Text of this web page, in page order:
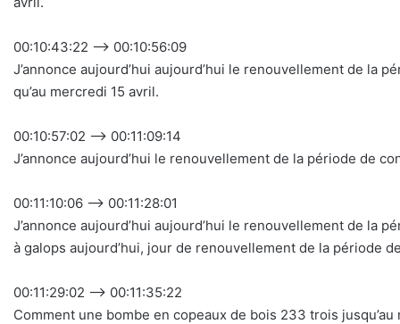
00:10:43:22 –> 00:10:56:09
J’annonce aujourd’hui aujourd’hui le renouvellement de la
qu’au mercredi 15 avril.
00:10:57:02 –> 00:11:09:14
J’annonce aujourd’hui le renouvellement de la période de
00:11:10:06 –> 00:11:28:01
J’annonce aujourd’hui aujourd’hui le renouvellement de la
à galops aujourd’hui, jour de renouvellement de la période
00:11:29:02 –> 00:11:35:22
Comment une bombe en copeaux de bois 233 trois jusqu’au